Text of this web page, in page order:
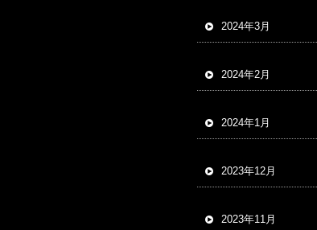
2024年3月
2024年2月
2024年1月
2023年12月
2023年11月